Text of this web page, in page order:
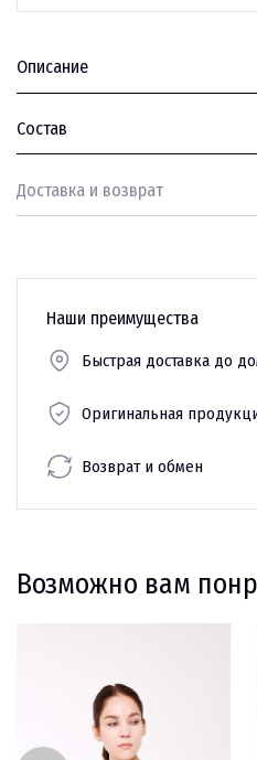
Описание
Состав
Доставка и возврат
Наши преимущества
Быстрая доставка до
Оригинальная
Возврат и обмен
Возможно вам